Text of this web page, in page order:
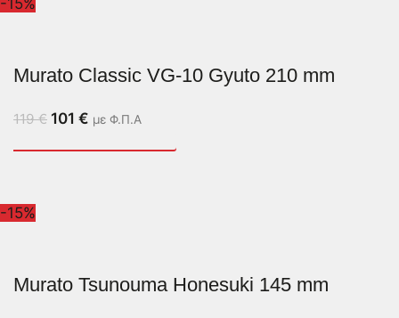
-15%
Murato Classic VG-10 Gyuto 210 mm
119€ 101 € με Φ.Π.Α
-15%
Murato Tsunouma Honesuki 145 mm